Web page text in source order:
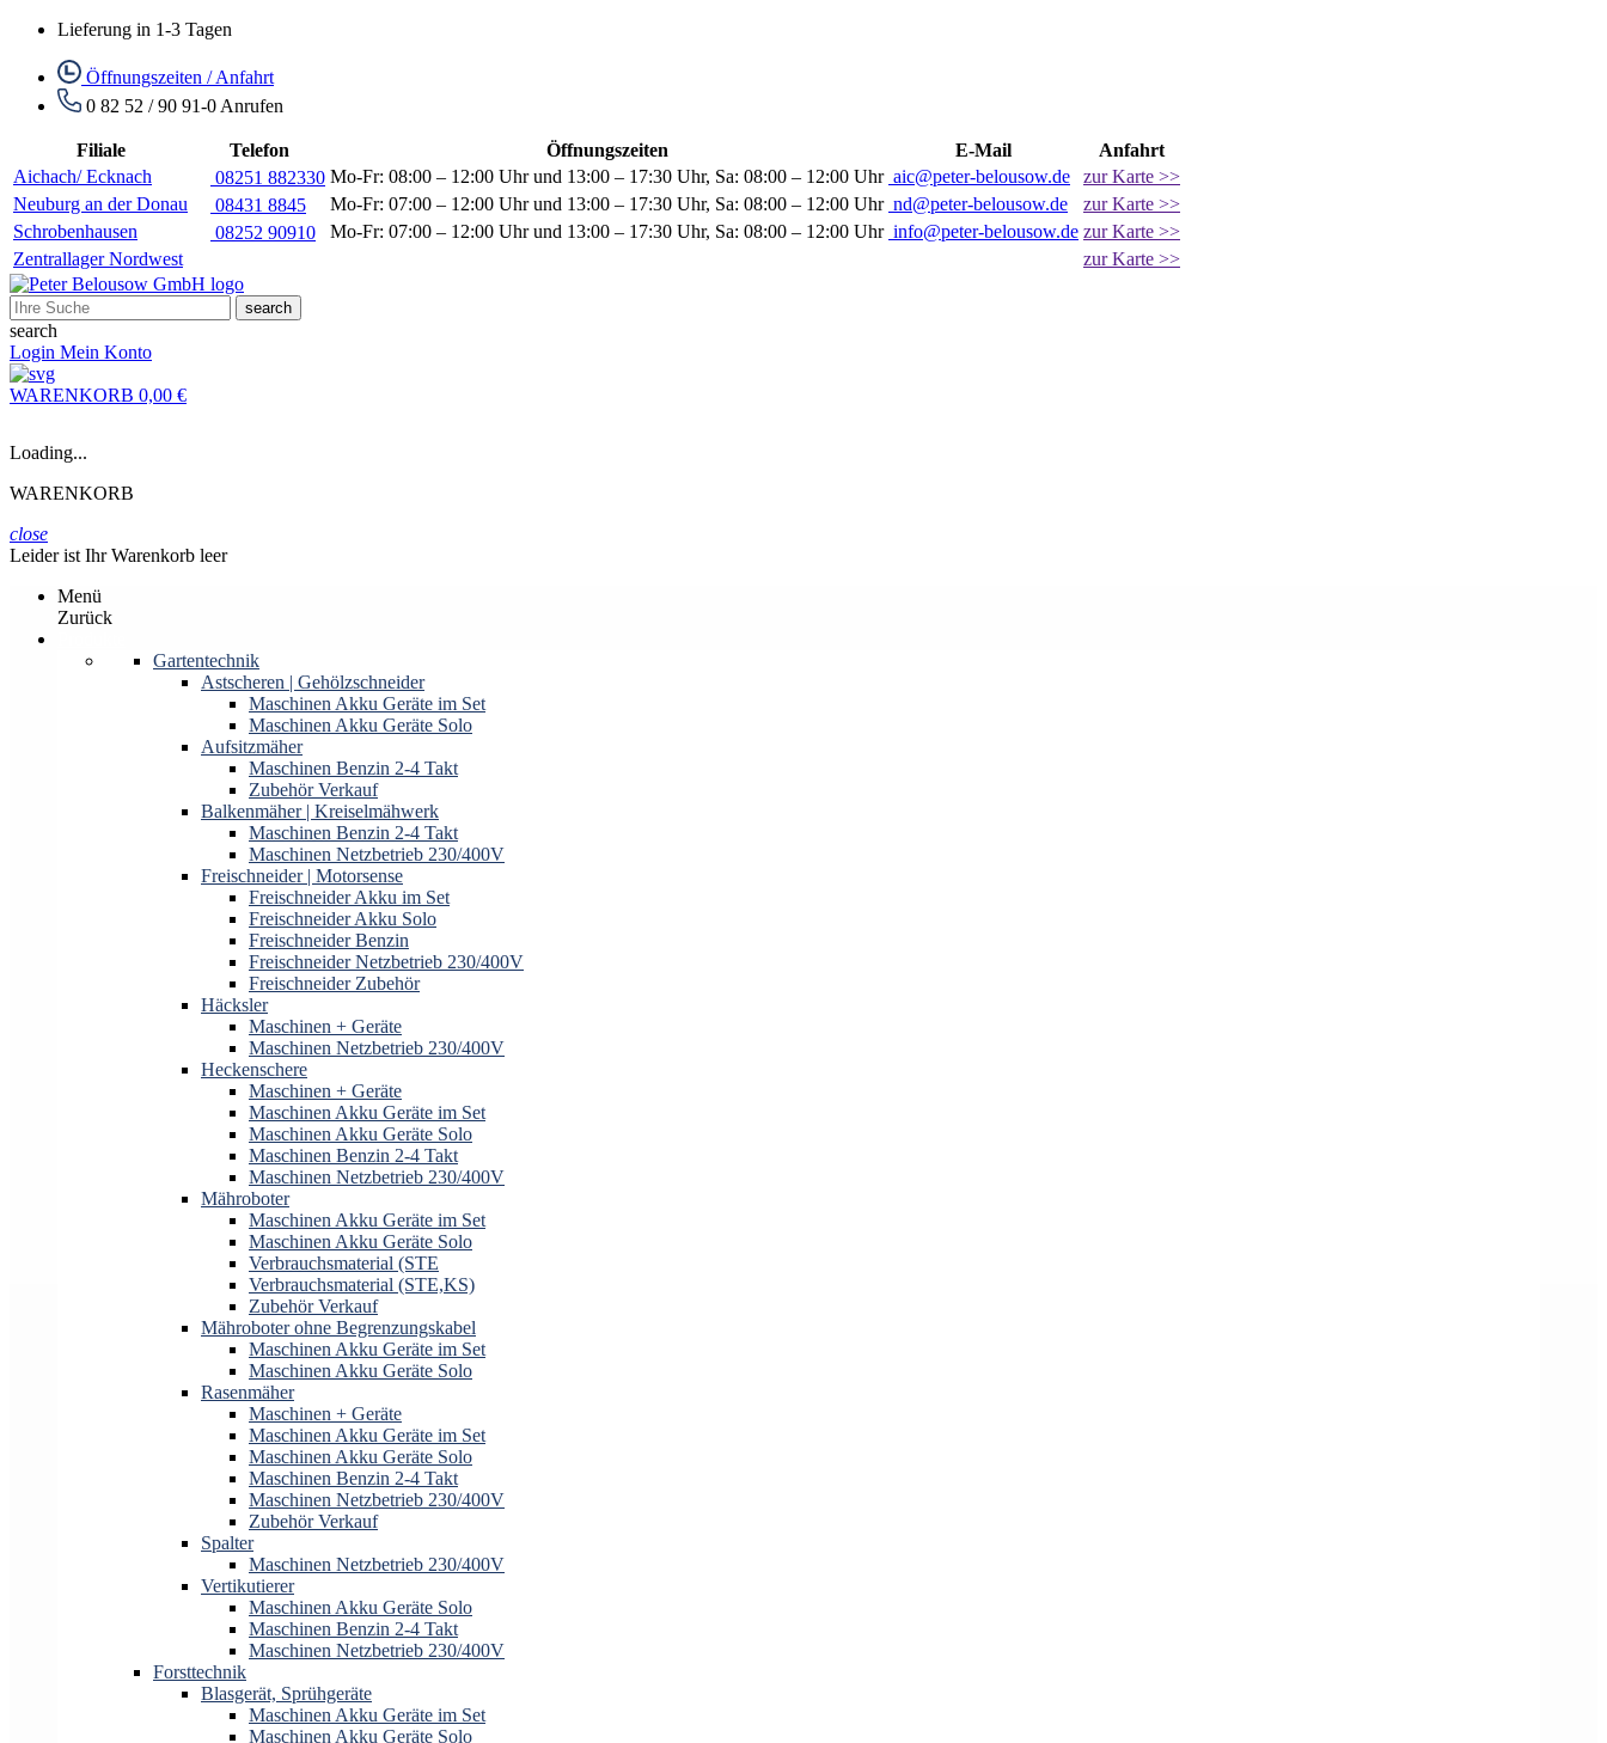
Lieferung in 1-3 Tagen
Öffnungszeiten / Anfahrt
0 82 52 / 90 91-0 Anrufen
Filiale Telefon Öffnungszeiten E-Mail
Anfahrt
Aichach/ Ecknach
08251 882330 Mo-Fr: 08:00 – 12:00 Uhr und 13:00 – 17:30 Uhr, Sa: 08:00 – 12:00 Uhr aic@peter-belousow.de
zur Karte >>
Neuburg an der Donau
08431 8845 Mo-Fr: 07:00 – 12:00 Uhr und 13:00 – 17:30 Uhr, Sa: 08:00 – 12:00 Uhr nd@peter-belousow.de
zur Karte >>
Schrobenhausen
08252 90910 Mo-Fr: 07:00 – 12:00 Uhr und 13:00 – 17:30 Uhr, Sa: 08:00 – 12:00 Uhr info@peter-belousow.de zur Karte >>
Zentrallager Nordwest
zur Karte >>
search
search
Login Mein Konto
WARENKORB 0,00 €
Loading...
WARENKORB
close
Leider ist Ihr Warenkorb leer
Menü
Zurück
Gartentechnik
Astscheren | Gehölzschneider
Maschinen Akku Geräte im Set
Maschinen Akku Geräte Solo
Aufsitzmäher
Maschinen Benzin 2-4 Takt
Zubehör Verkauf
Balkenmäher | Kreiselmähwerk
Maschinen Benzin 2-4 Takt
Maschinen Netzbetrieb 230/400V
Freischneider | Motorsense
Freischneider Akku im Set
Freischneider Akku Solo
Freischneider Benzin
Freischneider Netzbetrieb 230/400V
Freischneider Zubehör
Häcksler
Maschinen + Geräte
Maschinen Netzbetrieb 230/400V
Heckenschere
Maschinen + Geräte
Maschinen Akku Geräte im Set
Maschinen Akku Geräte Solo
Maschinen Benzin 2-4 Takt
Maschinen Netzbetrieb 230/400V
Mähroboter
Maschinen Akku Geräte im Set
Maschinen Akku Geräte Solo
Verbrauchsmaterial (STE
Verbrauchsmaterial (STE,KS)
Zubehör Verkauf
Mähroboter ohne Begrenzungskabel
Maschinen Akku Geräte im Set
Maschinen Akku Geräte Solo
Rasenmäher
Maschinen + Geräte
Maschinen Akku Geräte im Set
Maschinen Akku Geräte Solo
Maschinen Benzin 2-4 Takt
Maschinen Netzbetrieb 230/400V
Zubehör Verkauf
Spalter
Maschinen Netzbetrieb 230/400V
Vertikutierer
Maschinen Akku Geräte Solo
Maschinen Benzin 2-4 Takt
Maschinen Netzbetrieb 230/400V
Forsttechnik
Blasgerät, Sprühgeräte
Maschinen Akku Geräte im Set
Maschinen Akku Geräte Solo